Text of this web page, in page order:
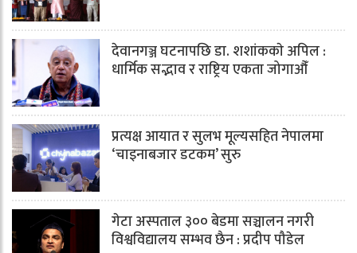
देवानगञ्ज घटनापछि डा. शशांककाे अपिल :
धार्मिक सद्भाव र राष्ट्रिय एकता जोगाऔँ
प्रत्यक्ष आयात र सुलभ मूल्यसहित नेपालमा
‘चाइनाबजार डटकम’ सुरु
गेटा अस्पताल ३०० बेडमा सञ्चालन नगरी
विश्वविद्यालय सम्भव छैन : प्रदीप पौडेल